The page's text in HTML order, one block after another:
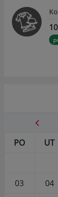
PO
UT
03
04